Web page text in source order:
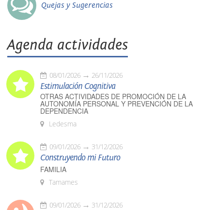
Quejas y Sugerencias
Agenda actividades
08/01/2026 26/11/2026
Estimulación Cognitiva
OTRAS ACTIVIDADES DE PROMOCIÓN DE LA
AUTONOMÍA PERSONAL Y PREVENCIÓN DE LA
DEPENDENCIA
Ledesma
09/01/2026 31/12/2026
Construyendo mi Futuro
FAMILIA
Tamames
09/01/2026 31/12/2026